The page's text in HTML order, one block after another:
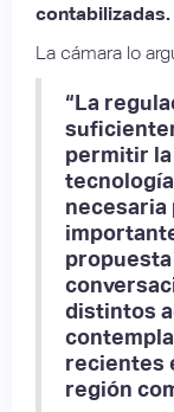
contabilizadas.
La cámara lo
“La
permitir la
necesaria
distintos
recientes
región